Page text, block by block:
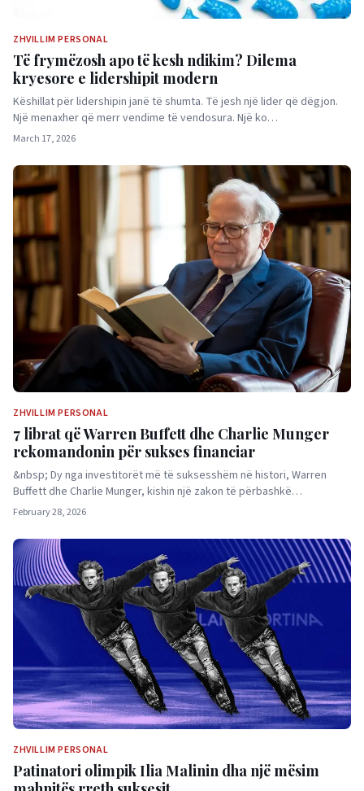
ZHVILLIM PERSONAL
Të frymëzosh apo të kesh ndikim? Dilema
kryesore e lidershipit modern
Këshillat për lidershipin janë të shumta. Të jesh një lider që dëgjon.
Një menaxher që merr vendime të vendosura. Një ko…
March 17, 2026
ZHVILLIM PERSONAL
7 librat që Warren Buffett dhe Charlie Munger
rekomandonin për sukses financiar
&nbsp; Dy nga investitorët më të suksesshëm në histori, Warren
Buffett dhe Charlie Munger, kishin një zakon të përbashkë…
February 28, 2026
ZHVILLIM PERSONAL
Patinatori olimpik Ilia Malinin dha një mësim